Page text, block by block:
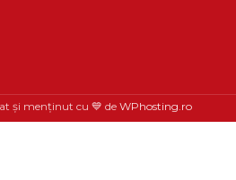
și menținut cu 💙 de WPhosting.ro